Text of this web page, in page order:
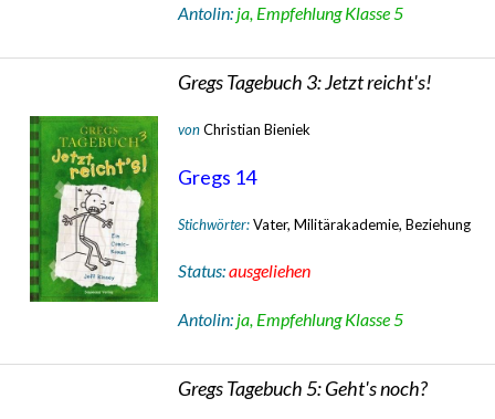
Antolin: ja, Empfehlung Klasse 5
Gregs Tagebuch 3: Jetzt reicht's!
vonChristian Bieniek
Gregs 14
Stichwörter:Vater, Militärakademie, Beziehung
Status:ausgeliehen
Antolin: ja, Empfehlung Klasse 5
Gregs Tagebuch 5: Geht's noch?